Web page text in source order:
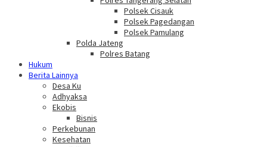
Polsek Cisauk
Polsek Pagedangan
Polsek Pamulang
Polda Jateng
Polres Batang
Hukum
Berita Lainnya
Desa Ku
Adhyaksa
Ekobis
Bisnis
Perkebunan
Kesehatan